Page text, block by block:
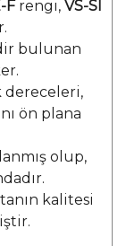
Frengi, VS-SI
bulunan
dereceleri,
ön plana
olup,
kalitesi